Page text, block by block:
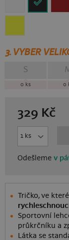
3.VYBER
S
0 ks 0
329 Kč
Odešlemev
Tričko, ve
Sportovní
průkrčníku a
Látka se